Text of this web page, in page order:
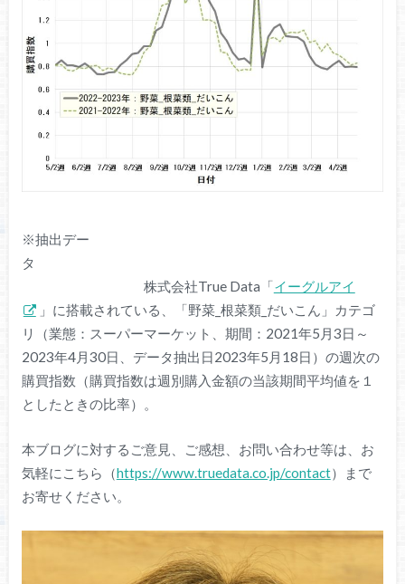
※抽出デー
タ
株式会社True Data「イーグルアイ
」に搭載されている、「野菜_根菜類_だいこん」カテゴ
リ（業態：スーパーマーケット、期間：2021年5月3日～
2023年4月30日、データ抽出日2023年5月18日）の週次の
購買指数（購買指数は週別購入金額の当該期間平均値を１
としたときの比率）。
本ブログに対するご意見、ご感想、お問い合わせ等は、お
気軽にこちら（https://www.truedata.co.jp/contact）まで
お寄せください。